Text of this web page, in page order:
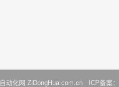
自动化网 ZiDongHua.com.cn ICP备案：